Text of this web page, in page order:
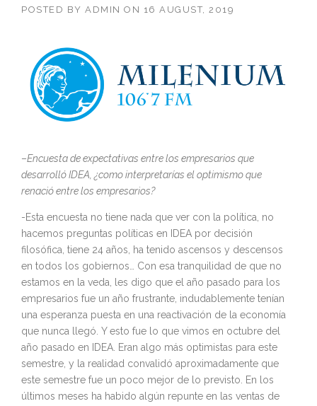
POSTED BY ADMIN ON 16 AUGUST, 2019
–Encuesta de expectativas entre los empresarios que
desarrolló IDEA, ¿como interpretarías el optimismo que
renació entre los empresarios?
-Esta encuesta no tiene nada que ver con la política, no
hacemos preguntas políticas en IDEA por decisión
filosófica, tiene 24 años, ha tenido ascensos y descensos
en todos los gobiernos… Con esa tranquilidad de que no
estamos en la veda, les digo que el año pasado para los
empresarios fue un año frustrante, indudablemente tenían
una esperanza puesta en una reactivación de la economía
que nunca llegó. Y esto fue lo que vimos en octubre del
año pasado en IDEA. Eran algo más optimistas para este
semestre, y la realidad convalidó aproximadamente que
este semestre fue un poco mejor de lo previsto. En los
últimos meses ha habido algún repunte en las ventas de